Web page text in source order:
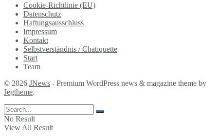
Cookie-Richtlinie (EU)
Datenschutz
Haftungsausschluss
Impressum
Kontakt
Selbstverständnis / Chatiquette
Start
Team
© 2026 JNews - Premium WordPress news & magazine theme by
Jegtheme.
No Result
View All Result